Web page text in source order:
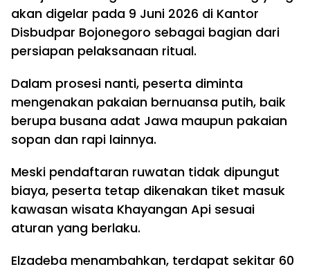
akan digelar pada 9 Juni 2026 di Kantor
Disbudpar Bojonegoro sebagai bagian dari
persiapan pelaksanaan ritual.
Dalam prosesi nanti, peserta diminta
mengenakan pakaian bernuansa putih, baik
berupa busana adat Jawa maupun pakaian
sopan dan rapi lainnya.
Meski pendaftaran ruwatan tidak dipungut
biaya, peserta tetap dikenakan tiket masuk
kawasan wisata Khayangan Api sesuai
aturan yang berlaku.
Elzadeba menambahkan, terdapat sekitar 60